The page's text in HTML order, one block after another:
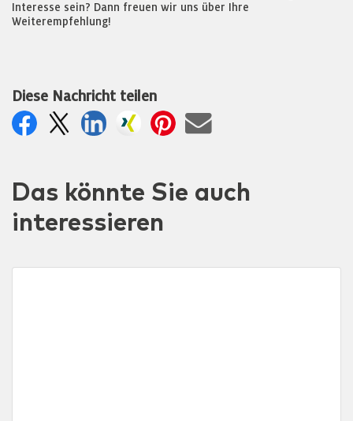
Interesse sein? Dann freuen wir uns über Ihre
Weiterempfehlung!
Diese Nachricht teilen
Das könnte Sie auch
interessieren